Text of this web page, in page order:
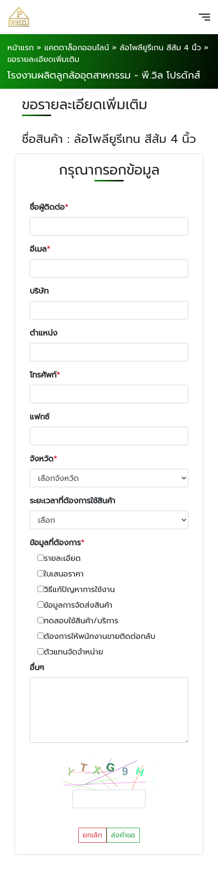
หน้าแรก » แคตตาล็อกออนไลน์ » ล้อโพลียูรีเทน สีส้ม 4 นิ้ว »
ขอรายละเอียดเพิ่มเติม
โรงงานผลิตลูกล้ออุตสาหกรรม - พี.วิล โปรดักส์
ขอรายละเอียดเพิ่มเติม
ชื่อสินค้า : ล้อโพลียูรีเทน สีส้ม 4 นิ้ว
กรุณากรอกข้อมูล
ชื่อผู้ติดต่อ
อีเมล
บริษัท
ตำแหน่ง
โทรศัพท์
แฟกซ์
จังหวัด
ระยะเวลาที่ต้องการใช้สินค้า
ข้อมูลที่ต้องการ
รายละเอียด
ใบเสนอราคา
วิธีแก้ปัญหาการใช้งาน
ข้อมูลการจัดส่งสินค้า
ทดสอบใช้สินค้า/บริการ
ต้องการให้พนักงานขายติดต่อกลับ
ตัวแทนจัดจำหน่าย
อื่นๆ
ยกเลิก ส่งคำขอ